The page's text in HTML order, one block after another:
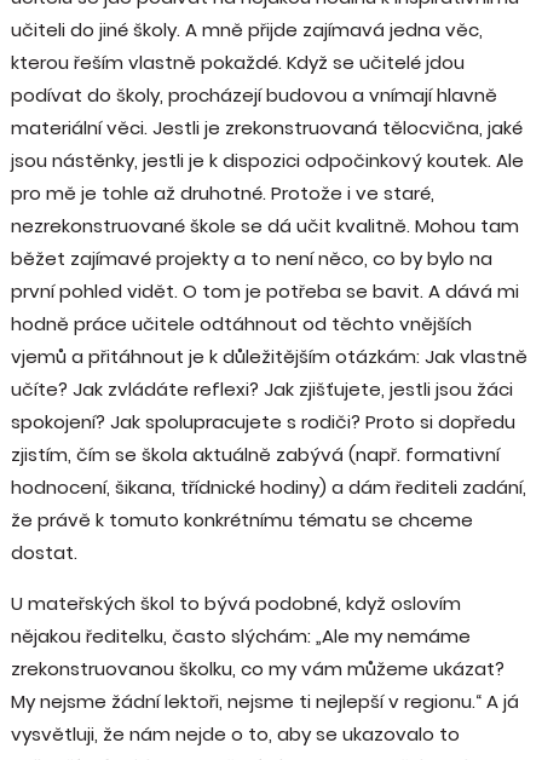
učiteli do jiné školy. A mně přijde zajímavá jedna věc,
kterou řeším vlastně pokaždé. Když se učitelé jdou
podívat do školy, procházejí budovou a vnímají hlavně
materiální věci. Jestli je zrekonstruovaná tělocvična, jaké
jsou nástěnky, jestli je k dispozici odpočinkový koutek. Ale
pro mě je tohle až druhotné. Protože i ve staré,
nezrekonstruované škole se dá učit kvalitně. Mohou tam
běžet zajímavé projekty a to není něco, co by bylo na
první pohled vidět. O tom je potřeba se bavit. A dává mi
hodně práce učitele odtáhnout od těchto vnějších
vjemů a přitáhnout je k důležitějším otázkám: Jak vlastně
učíte? Jak zvládáte reflexi? Jak zjišťujete, jestli jsou žáci
spokojení? Jak spolupracujete s rodiči? Proto si dopředu
zjistím, čím se škola aktuálně zabývá (např. formativní
hodnocení, šikana, třídnické hodiny) a dám řediteli zadání,
že právě k tomuto konkrétnímu tématu se chceme
dostat.
U mateřských škol to bývá podobné, když oslovím
nějakou ředitelku, často slýchám: „Ale my nemáme
zrekonstruovanou školku, co my vám můžeme ukázat?
My nejsme žádní lektoři, nejsme ti nejlepší v regionu.“ A já
vysvětluji, že nám nejde o to, aby se ukazovalo to